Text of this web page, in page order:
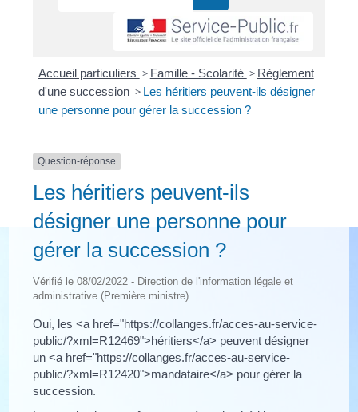
Accueil particuliers > Famille - Scolarité > Règlement
d'une succession > Les héritiers peuvent-ils désigner
une personne pour gérer la succession ?
Question-réponse
Les héritiers peuvent-ils
désigner une personne pour
gérer la succession ?
Vérifié le 08/02/2022 - Direction de l'information légale et
administrative (Première ministre)
Oui, les <a href="https://collanges.fr/acces-au-service-
public/?xml=R12469">héritiers</a> peuvent désigner
un <a href="https://collanges.fr/acces-au-service-
public/?xml=R12420">mandataire</a> pour gérer la
succession.